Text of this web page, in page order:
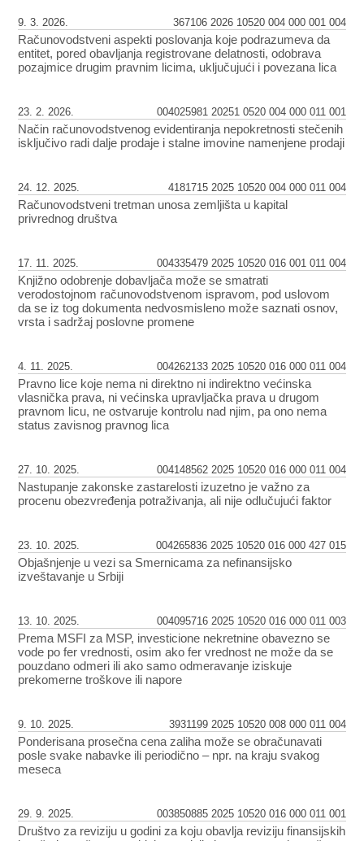
Računovodstveni aspekti poslovanja koje podrazumeva da
entitet, pored obavljanja registrovane delatnosti, odobrava
pozajmice drugim pravnim licima, uključujući i povezana lica
9. 3. 2026. 367106 2026 10520 004 000 001 004
Način računovodstvenog evidentiranja nepokretnosti stečenih
isključivo radi dalje prodaje i stalne imovine namenjene prodaji
23. 2. 2026. 004025981 20251 0520 004 000 011 001
Računovodstveni tretman unosa zemljišta u kapital
privrednog društva
24. 12. 2025. 4181715 2025 10520 004 000 011 004
Knjižno odobrenje dobavljača može se smatrati
verodostojnom računovodstvenom ispravom, pod uslovom
da se iz tog dokumenta nedvosmisleno može saznati osnov,
vrsta i sadržaj poslovne promene
17. 11. 2025. 004335479 2025 10520 016 001 011 004
Pravno lice koje nema ni direktno ni indirektno većinska
vlasnička prava, ni većinska upravljačka prava u drugom
pravnom licu, ne ostvaruje kontrolu nad njim, pa ono nema
status zavisnog pravnog lica
4. 11. 2025. 004262133 2025 10520 016 000 011 004
Nastupanje zakonske zastarelosti izuzetno je važno za
procenu obezvređenja potraživanja, ali nije odlučujući faktor
27. 10. 2025. 004148562 2025 10520 016 000 011 004
Objašnjenje u vezi sa Smernicama za nefinansijsko
izveštavanje u Srbiji
23. 10. 2025. 004265836 2025 10520 016 000 427 015
Prema MSFI za MSP, investicione nekretnine obavezno se
vode po fer vrednosti, osim ako fer vrednost ne može da se
pouzdano odmeri ili ako samo odmeravanje iziskuje
prekomerne troškove ili napore
13. 10. 2025. 004095716 2025 10520 016 000 011 003
Ponderisana prosečna cena zaliha može se obračunavati
posle svake nabavke ili periodično – npr. na kraju svakog
meseca
9. 10. 2025. 3931199 2025 10520 008 000 011 004
Društvo za reviziju u godini za koju obavlja reviziju finansijskih
29. 9. 2025. 003850885 2025 10520 016 000 011 001